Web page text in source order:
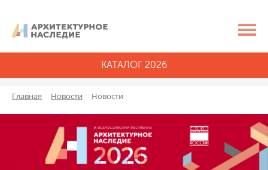
КАТАЛОГ 2026
Главная Новости Новости